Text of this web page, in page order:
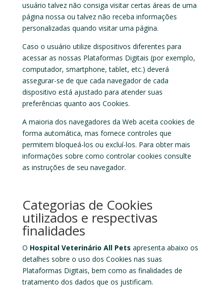
usuário talvez não consiga visitar certas áreas de uma
página nossa ou talvez não receba informações
personalizadas quando visitar uma página.
Caso o usuário utilize dispositivos diferentes para
acessar as nossas Plataformas Digitais (por exemplo,
computador, smartphone, tablet, etc.) deverá
assegurar-se de que cada navegador de cada
dispositivo está ajustado para atender suas
preferências quanto aos Cookies.
A maioria dos navegadores da Web aceita cookies de
forma automática, mas fornece controles que
permitem bloqueá-los ou excluí-los. Para obter mais
informações sobre como controlar cookies consulte
as instruções de seu navegador.
Categorias de Cookies
utilizados e respectivas
finalidades
O Hospital Veterinário All Pets apresenta abaixo os
detalhes sobre o uso dos Cookies nas suas
Plataformas Digitais, bem como as finalidades de
tratamento dos dados que os justificam.